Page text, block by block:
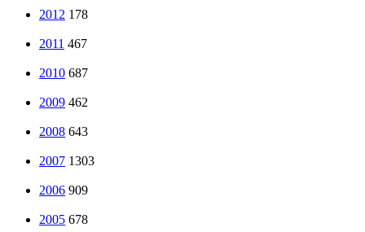
2012 178
2011 467
2010 687
2009 462
2008 643
2007 1303
2006 909
2005 678